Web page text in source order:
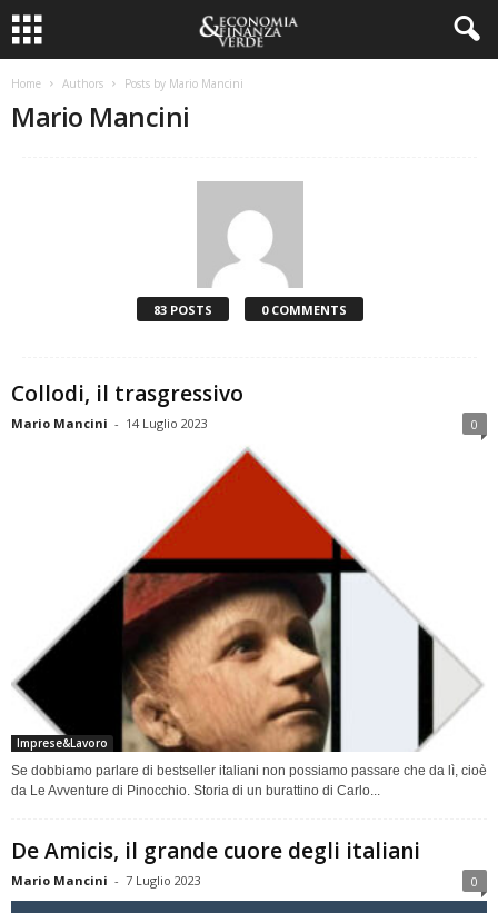
Home Authors Posts by Mario Mancini
Mario Mancini
83 POSTS 0 COMMENTS
Collodi, il trasgressivo
Mario Mancini - 14 Luglio 2023 0
Imprese&Lavoro
Se dobbiamo parlare di bestseller italiani non possiamo passare che da lì, cioè
da Le Avventure di Pinocchio. Storia di un burattino di Carlo...
De Amicis, il grande cuore degli italiani
Mario Mancini - 7 Luglio 2023 0